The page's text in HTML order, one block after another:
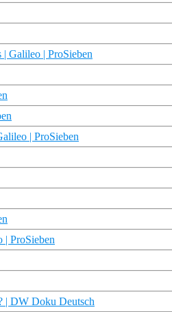
Galileo | ProSieben
| ProSieben
| ProSieben
| DW Doku Deutsch